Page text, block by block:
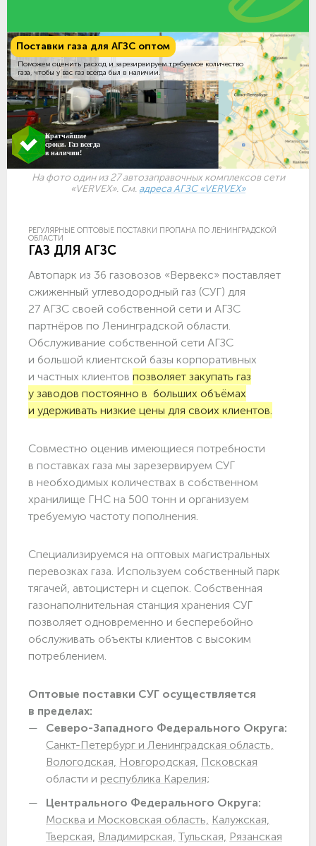
Поставки газа для АГЗС оптом
Поможем оценить расход и зарезирвируем требуемое количество
газа, чтобы у вас газ всегда был в наличии.
Кратчайшие
сроки. Газ всегда
в наличии!
На фото один из 27 автозаправочных комплексов сети
«VERVEX». См. адреса АГЗС «VERVEX»
РЕГУЛЯРНЫЕ ОПТОВЫЕ ПОСТАВКИ ПРОПАНА ПО ЛЕНИНГРАДСКОЙ
ОБЛАСТИ
ГАЗ ДЛЯ АГЗС
Автопарк из 36 газовозов «Вервекс» поставляет
сжиженный углеводородный газ (СУГ) для
27 АГЗС своей собственной сети и АГЗС
партнёров по Ленинградской области.
Обслуживание собственной сети АГЗС
и большой клиентской базы корпоративных
и частных клиентов позволяет закупать газ
у заводов постоянно в больших объёмах
и удерживать низкие цены для своих клиентов.
Совместно оценив имеющиеся потребности
в поставках газа мы зарезервируем СУГ
в необходимых количествах в собственном
хранилище ГНС на 500 тонн и организуем
требуемую частоту пополнения.
Специализируемся на оптовых магистральных
перевозках газа. Используем собственный парк
тягачей, автоцистерн и сцепок. Собственная
газонаполнительная станция хранения СУГ
позволяет одновременно и бесперебойно
обслуживать объекты клиентов с высоким
потреблением.
Оптовые поставки СУГ осуществляется
в пределах:
Северо-Западного Федерального Округа:
Санкт-Петербург и Ленинградская область,
Вологодская, Новгородская, Псковская
области и республика Карелия;
Центрального Федерального Округа:
Москва и Московская область, Калужская,
Тверская, Владимирская, Тульская, Рязанская